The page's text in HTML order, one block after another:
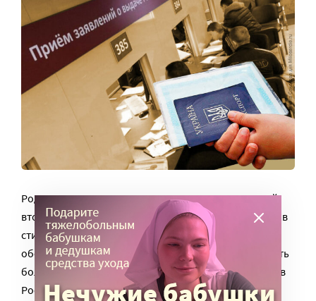
Родственница позволила семье поселиться в своей
второй пустующей квартире. Сначала разговор шел в
стиле: «Живите, сколько надо», – но через месяц
обстоятельства изменились. Оказалось, в Изюме есть
более близкие родственники, они тоже приезжают в
Россию и им надо где-то жить.